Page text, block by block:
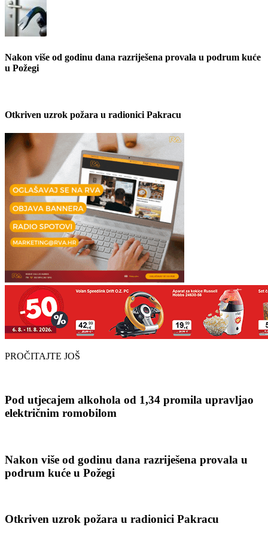
Nakon više od godinu dana razriješena provala u podrum kuće
u Požegi
Otkriven uzrok požara u radionici Pakracu
PROČITAJTE JOŠ
Pod utjecajem alkohola od 1,34 promila upravljao
električnim romobilom
Nakon više od godinu dana razriješena provala u
podrum kuće u Požegi
Otkriven uzrok požara u radionici Pakracu